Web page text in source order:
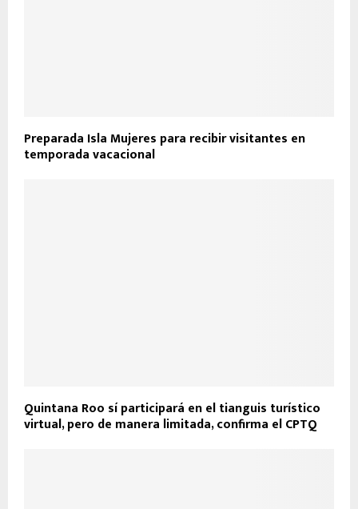
Preparada Isla Mujeres para recibir visitantes en
temporada vacacional
Quintana Roo sí participará en el tianguis turístico
virtual, pero de manera limitada, confirma el CPTQ